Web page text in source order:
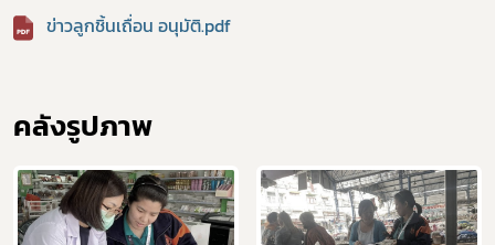
ข่าวลูกชิ้นเถื่อน อนุมัติ.pdf
คลังรูปภาพ